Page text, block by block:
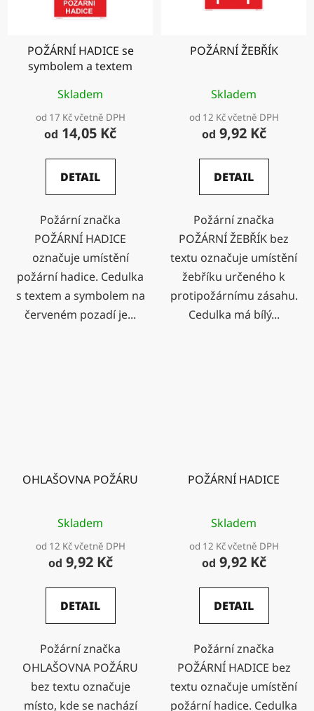
POŽÁRNÍ HADICE se
symbolem a textem
Skladem
od 17 Kč včetně DPH
od 14,05 Kč
DETAIL
Požární značka
POŽÁRNÍ HADICE
označuje umístění
požární hadice. Cedulka
s textem a symbolem na
červeném pozadí je...
POŽÁRNÍ ŽEBŘÍK
Skladem
od 12 Kč včetně DPH
od 9,92 Kč
DETAIL
Požární značka
POŽÁRNÍ ŽEBŘÍK bez
textu označuje umístění
žebříku určeného k
protipožárnímu zásahu.
Cedulka má bílý...
OHLAŠOVNA POŽÁRU
Skladem
od 12 Kč včetně DPH
od 9,92 Kč
DETAIL
Požární značka
OHLAŠOVNA POŽÁRU
bez textu označuje
místo, kde se nachází
POŽÁRNÍ HADICE
Skladem
od 12 Kč včetně DPH
od 9,92 Kč
DETAIL
Požární značka
POŽÁRNÍ HADICE bez
textu označuje umístění
požární hadice. Cedulka